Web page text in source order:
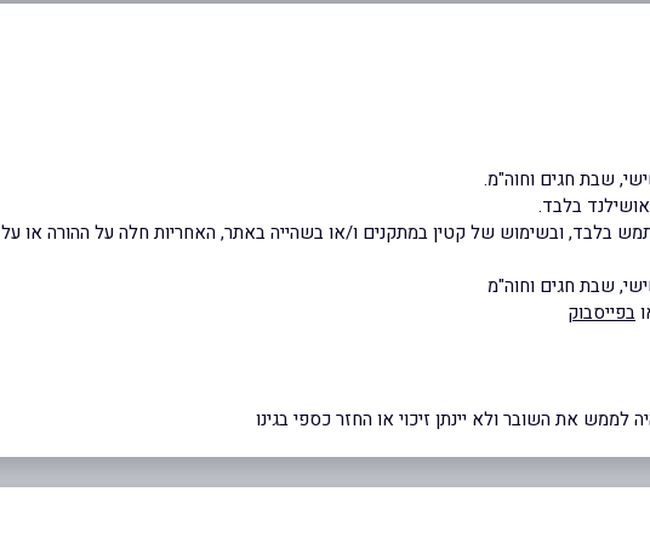
שבת חגים וחוה"מ.
בלבד.
בלבד, ובשימוש של קטין במתקנים ו/או בשהייה באתר, האחריות חלה על ההורה או על
שבת חגים וחוה"מ
בפייסבוק
את השובר ולא יינתן זיכוי או החזר כספי בגינו